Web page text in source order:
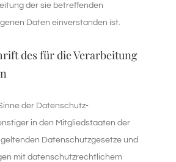
der sie betreffenden
Daten einverstanden ist.
des für die Verarbeitung
der Datenschutz-
in den Mitgliedstaaten der
Datenschutzgesetze und
mit datenschutzrechtlichem